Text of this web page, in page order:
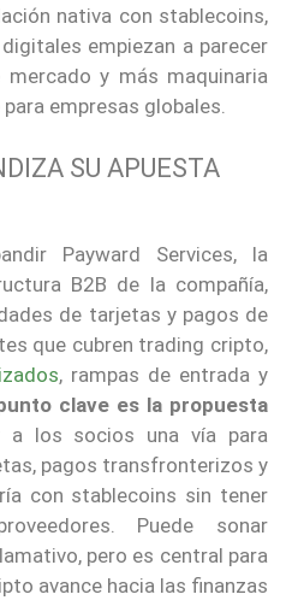
nativa con stablecoins,
empiezan a parecer
mercado y más maquinaria
empresas globales.
SU APUESTA
Payward Services, la
B2B de la compañía,
de tarjetas y pagos de
que cubren trading cripto,
, rampas de entrada y
clave es la propuesta
a los socios una vía para
pagos transfronterizos y
con stablecoins sin tener
Puede sonar
pero es central para
avance hacia las finanzas